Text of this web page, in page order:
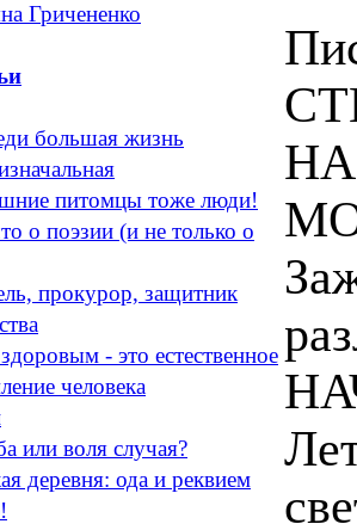
Гричененко
большая жизнь
питомцы тоже люди!
о поэзии (и не только о
прокурор, защитник
- это естественное
человека
или воля случая?
деревня: ода и реквием